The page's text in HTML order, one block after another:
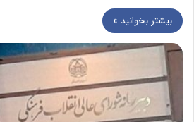
بیشتر بخوانید »